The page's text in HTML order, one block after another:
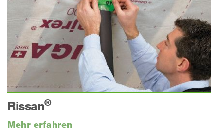
Rissan®
Mehr erfahren